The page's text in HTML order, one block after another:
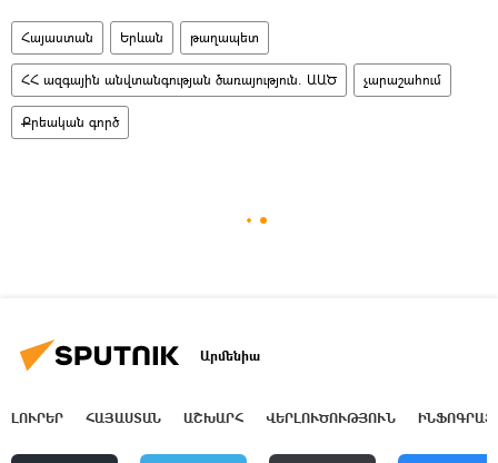
Հայաստան Երևան թաղապետ
ՀՀ ազգային անվտանգության ծառայություն. ԱԱԾ չարաշահում
Քրեական գործ
Արմենիա
ԼՈՒՐԵՐ ՀԱՅԱՍՏԱՆ ԱՇԽԱՐՀ ՎԵՐԼՈՒԾՈՒԹՅՈՒՆ